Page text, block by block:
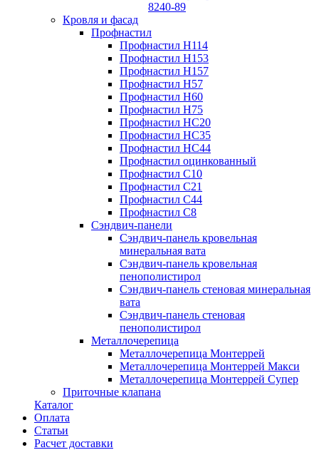
8240-89
Кровля и фасад
Профнастил
Профнастил Н114
Профнастил Н153
Профнастил Н157
Профнастил Н57
Профнастил Н60
Профнастил Н75
Профнастил НС20
Профнастил НС35
Профнастил НС44
Профнастил оцинкованный
Профнастил С10
Профнастил С21
Профнастил С44
Профнастил С8
Сэндвич-панели
Сэндвич-панель кровельная
минеральная вата
Сэндвич-панель кровельная
пенополистирол
Сэндвич-панель стеновая минеральная
вата
Сэндвич-панель стеновая
пенополистирол
Металлочерепица
Металлочерепица Монтеррей
Металлочерепица Монтеррей Макси
Металлочерепица Монтеррей Супер
Приточные клапана
Каталог
Оплата
Статьи
Расчет доставки